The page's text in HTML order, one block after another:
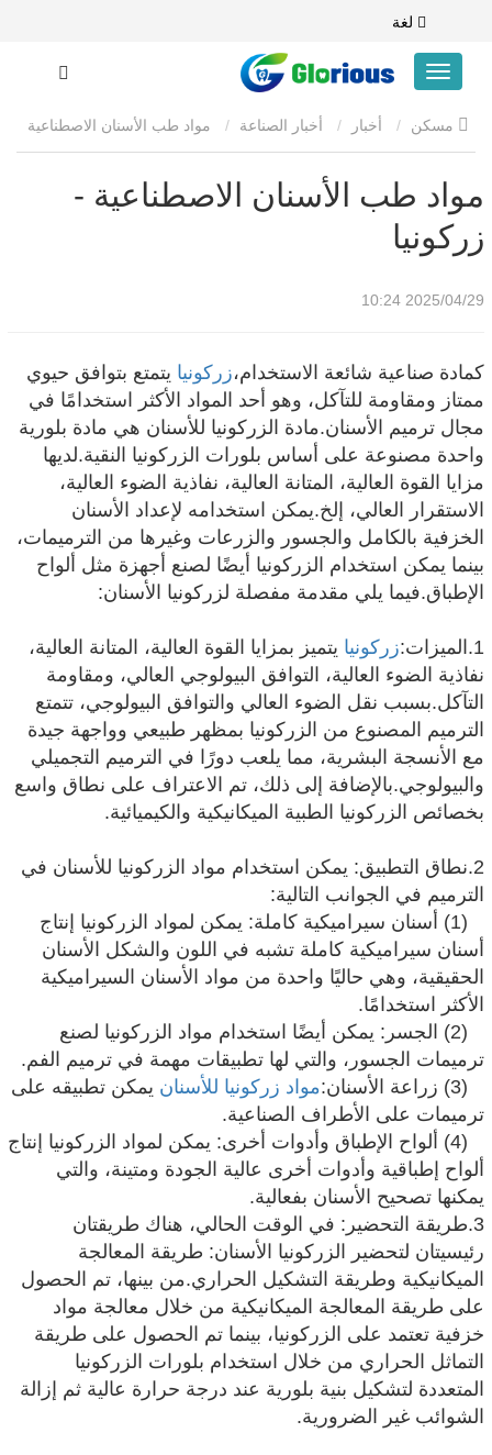
لغة
أخبار أخبار الصناعة مواد طب الأسنان الاصطناعية
- زركونيا
مواد طب الأسنان الاصطناعية -
زركونيا
2025/04/29 10:24
كمادة صناعية شائعة الاستخدام،زركونيا يتمتع بتوافق حيوي
ممتاز ومقاومة للتآكل، وهو أحد المواد الأكثر استخدامًا في
مجال ترميم الأسنان.مادة الزركونيا للأسنان هي مادة بلورية
واحدة مصنوعة على أساس بلورات الزركونيا النقية.لديها
مزايا القوة العالية، المتانة العالية، نفاذية الضوء العالية،
الاستقرار العالي، إلخ.يمكن استخدامه لإعداد الأسنان
الخزفية بالكامل والجسور والزرعات وغيرها من الترميمات،
بينما يمكن استخدام الزركونيا أيضًا لصنع أجهزة مثل ألواح
الإطباق.فيما يلي مقدمة مفصلة لزركونيا الأسنان:
1.الميزات: زركونيا يتميز بمزايا القوة العالية، المتانة العالية،
نفاذية الضوء العالية، التوافق البيولوجي العالي، ومقاومة
التآكل.بسبب نقل الضوء العالي والتوافق البيولوجي، تتمتع
الترميم المصنوع من الزركونيا بمظهر طبيعي وواجهة جيدة
مع الأنسجة البشرية، مما يلعب دورًا في الترميم التجميلي
والبيولوجي.بالإضافة إلى ذلك، تم الاعتراف على نطاق واسع
بخصائص الزركونيا الطبية الميكانيكية والكيميائية.
2.نطاق التطبيق: يمكن استخدام مواد الزركونيا للأسنان في
الترميم في الجوانب التالية:
(1) أسنان سيراميكية كاملة: يمكن لمواد الزركونيا إنتاج
أسنان سيراميكية كاملة تشبه في اللون والشكل الأسنان
الحقيقية، وهي حاليًا واحدة من مواد الأسنان السيراميكية
الأكثر استخدامًا.
(2) الجسر: يمكن أيضًا استخدام مواد الزركونيا لصنع
ترميمات الجسور، والتي لها تطبيقات مهمة في ترميم الفم.
(3) زراعة الأسنان:
مواد زركونيا للأسنان يمكن تطبيقه على
ترميمات على الأطراف الصناعية.
(4) ألواح الإطباق وأدوات أخرى: يمكن لمواد الزركونيا إنتاج
ألواح إطباقية وأدوات أخرى عالية الجودة ومتينة، والتي
يمكنها تصحيح الأسنان بفعالية.
3.طريقة التحضير: في الوقت الحالي، هناك طريقتان
رئيسيتان لتحضير الزركونيا الأسنان: طريقة المعالجة
الميكانيكية وطريقة التشكيل الحراري.من بينها، تم الحصول
على طريقة المعالجة الميكانيكية من خلال معالجة مواد
خزفية تعتمد على الزركونيا، بينما تم الحصول على طريقة
التماثل الحراري من خلال استخدام بلورات الزركونيا
المتعددة لتشكيل بنية بلورية عند درجة حرارة عالية ثم إزالة
الشوائب غير الضرورية.